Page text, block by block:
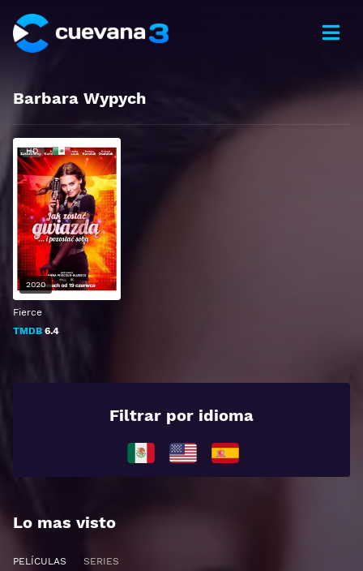
Barbara Wypych
Fierce
TMDB 6.4
HD
2020
Filtrar por idioma
Lo mas visto
PELÍCULAS SERIES